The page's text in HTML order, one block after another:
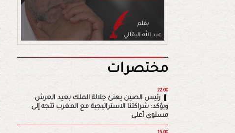
مختصرات
22:00
رئيس الصين يهنئ جلالة الملك بعيد العرش
ويؤكد: شراكتنا الاستراتيجية مع المغرب تتجه إلى
مستوى أعلى